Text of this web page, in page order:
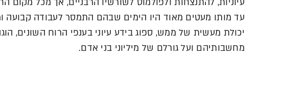
עד מותו מעטים מאוד היו הימים שבהם התמסר לעבודה קבועה
יכולת מעשית של ממש, ספוג בידע עיוני בענפי הרוח השונים,
מחשבותיהם ועל גורלם של מיליוני בני אדם.